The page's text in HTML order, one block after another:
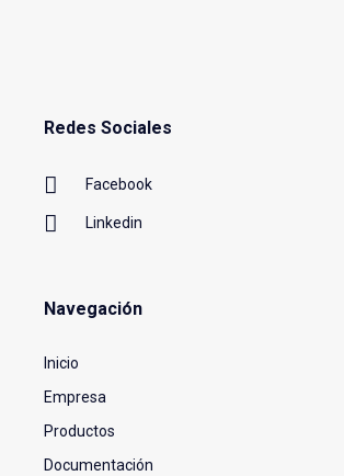
Redes Sociales
Facebook
Linkedin
Navegación
Inicio
Empresa
Productos
Documentación